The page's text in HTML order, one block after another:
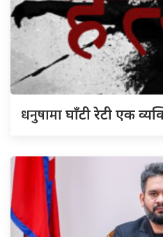
धनुषामाघाँटी रेटी एक